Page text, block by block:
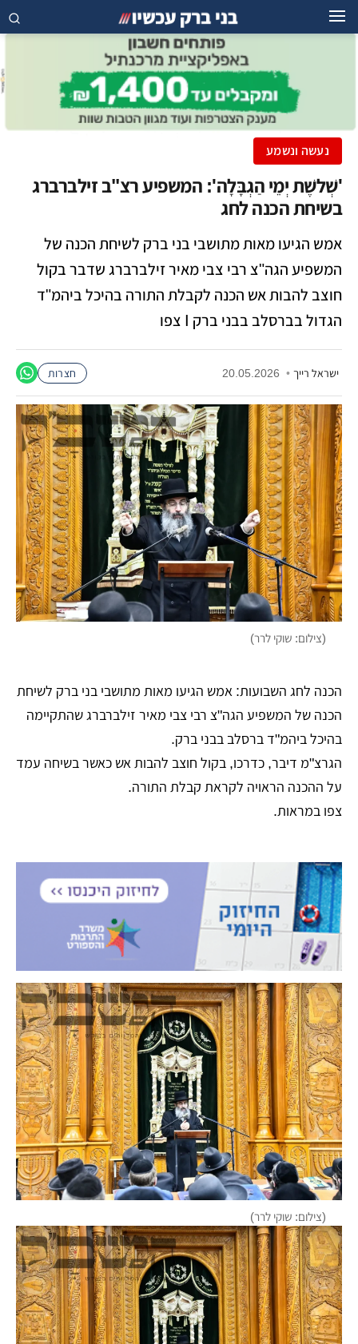
נעשה ונשמע
'שְׁלשֶׁת יְמֵי הַגְבָּלָה': המשפיע רצ"ב זילברברג
בשיחת הכנה לחג
אמש הגיעו מאות מתושבי בני ברק לשיחת הכנה של
המשפיע הגה"צ רבי צבי מאיר זילברברג שדבר בקול
חוצב להבות אש הכנה לקבלת התורה בהיכל ביהמ"ד
הגדול בברסלב בבני ברק I צפו
ישראל רייך •
20.05.2026 חצרות
(צילום: שוקי לרר)
הכנה לחג השבועות: אמש הגיעו מאות מתושבי בני ברק לשיחת
הכנה של המשפיע הגה"צ רבי צבי מאיר זילברברג שהתקיימה
בהיכל ביהמ"ד ברסלב בבני ברק.
הגרצ"מ דיבר, כדרכו, בקול חוצב להבות אש כאשר בשיחה עמד
על ההכנה הראויה לקראת קבלת התורה.
צפו במראות.
(צילום: שוקי לרר)